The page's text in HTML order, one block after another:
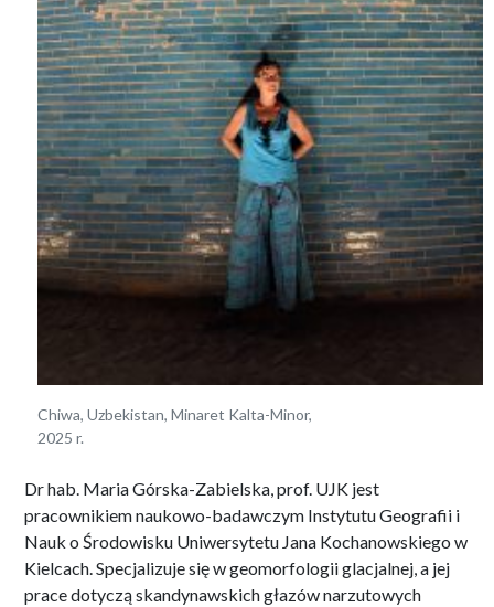
Chiwa, Uzbekistan, Minaret Kalta-Minor,
2025 r.
Dr hab. Maria Górska-Zabielska, prof. UJK jest
pracownikiem naukowo-badawczym Instytutu Geografii i
Nauk o Środowisku Uniwersytetu Jana Kochanowskiego w
Kielcach. Specjalizuje się w geomorfologii glacjalnej, a jej
prace dotyczą skandynawskich głazów narzutowych